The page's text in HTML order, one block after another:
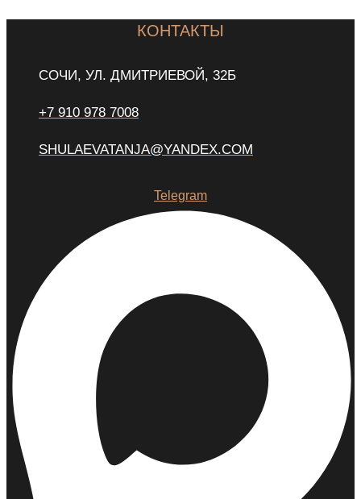
КОНТАКТЫ
СОЧИ, УЛ. ДМИТРИЕВОЙ, 32Б
+7 910 978 7008
SHULAEVATANJA@YANDEX.COM
Telegram